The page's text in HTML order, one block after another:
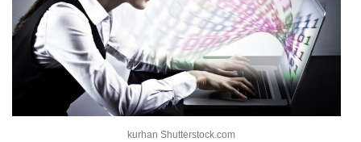
kurhan Shutterstock.com